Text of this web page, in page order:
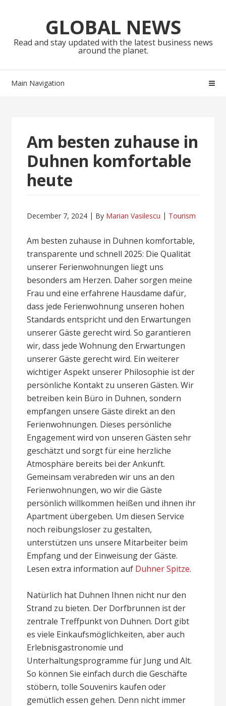
navigationGLOBAL NEWS
Read and stay updated with the latest business news
around the planet.
Main Navigation
Am besten zuhause in
Duhnen komfortable
heute
December 7, 2024 By Marian Vasilescu Tourism
Am besten zuhause in Duhnen komfortable,
transparente und schnell 2025: Die Qualität
unserer Ferienwohnungen liegt uns
besonders am Herzen. Daher sorgen meine
Frau und eine erfahrene Hausdame dafür,
dass jede Ferienwohnung unseren hohen
Standards entspricht und den Erwartungen
unserer Gäste gerecht wird. So garantieren
wir, dass jede Wohnung den Erwartungen
unserer Gäste gerecht wird. Ein weiterer
wichtiger Aspekt unserer Philosophie ist der
persönliche Kontakt zu unseren Gästen. Wir
betreiben kein Büro in Duhnen, sondern
empfangen unsere Gäste direkt an den
Ferienwohnungen. Dieses persönliche
Engagement wird von unseren Gästen sehr
geschätzt und sorgt für eine herzliche
Atmosphäre bereits bei der Ankunft.
Gemeinsam verabreden wir uns an den
Ferienwohnungen, wo wir die Gäste
persönlich willkommen heißen und ihnen ihr
Apartment übergeben. Um diesen Service
noch reibungsloser zu gestalten,
unterstützen uns unsere Mitarbeiter beim
Empfang und der Einweisung der Gäste.
Lesen extra information auf Duhner Spitze.
Natürlich hat Duhnen Ihnen nicht nur den
Strand zu bieten. Der Dorfbrunnen ist der
zentrale Treffpunkt von Duhnen. Dort gibt
es viele Einkaufsmöglichkeiten, aber auch
Erlebnisgastronomie und
Unterhaltungsprogramme für Jung und Alt.
So können Sie einfach durch die Geschäfte
stöbern, tolle Souvenirs kaufen oder
gemütlich essen gehen. Denn nicht immer